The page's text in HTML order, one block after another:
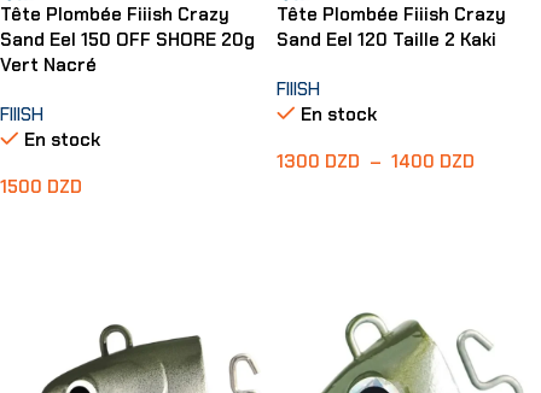
Tête Plombée Fiiish Crazy
Sand Eel 150 OFF SHORE 20g
Vert Nacré
FIIISH
En stock
1500 DZD
Tête Plombée Fiiish Crazy
Sand Eel 120 Taille 2 Kaki
FIIISH
En stock
1300 DZD – 1400 DZD